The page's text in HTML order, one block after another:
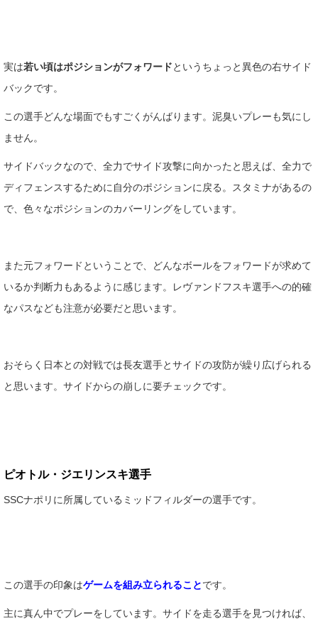
実は若い頃はポジションがフォワードというちょっと異色の右サイド
バックです。
この選手どんな場面でもすごくがんばります。泥臭いプレーも気にし
ません。
サイドバックなので、全力でサイド攻撃に向かったと思えば、全力で
ディフェンスするために自分のポジションに戻る。スタミナがあるの
で、色々なポジションのカバーリングをしています。
また元フォワードということで、どんなボールをフォワードが求めて
いるか判断力もあるように感じます。レヴァンドフスキ選手への的確
なパスなども注意が必要だと思います。
おそらく日本との対戦では長友選手とサイドの攻防が繰り広げられる
と思います。サイドからの崩しに要チェックです。
ピオトル・ジエリンスキ選手
SSCナポリに所属しているミッドフィルダーの選手です。
この選手の印象はゲームを組み立られることです。
主に真ん中でプレーをしています。サイドを走る選手を見つければ、